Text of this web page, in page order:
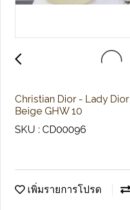
Christian Dior - Lady
Beige GHW 10
SKU : CD00096
เพิ่มรายการโปรด